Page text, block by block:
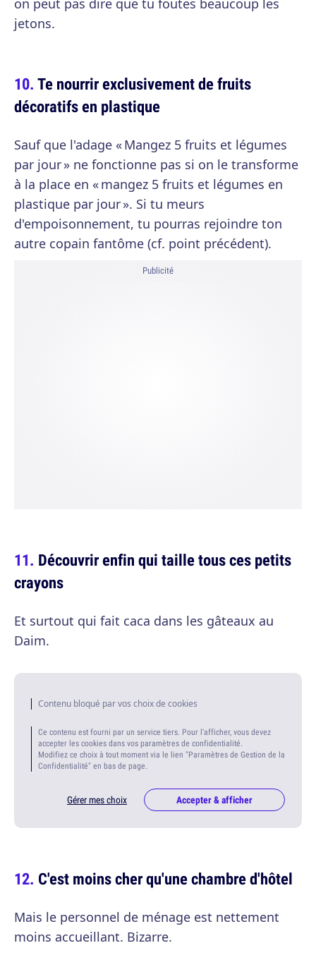
on peut pas dire que tu foutes beaucoup les
jetons.
Te nourrir exclusivement de fruits
décoratifs en plastique
Sauf que l'adage « Mangez 5 fruits et légumes
par jour » ne fonctionne pas si on le transforme
à la place en « mangez 5 fruits et légumes en
plastique par jour ». Si tu meurs
d'empoisonnement, tu pourras rejoindre ton
autre copain fantôme (cf. point précédent).
Publicité
Découvrir enfin qui taille tous ces petits
crayons
Et surtout qui fait caca dans les gâteaux au
Daim.
Contenu bloqué par vos choix de cookies
Ce contenu est fourni par un service tiers. Pour l'afficher, vous devez
accepter les cookies dans vos paramètres de confidentialité.
Modifiez ce choix à tout moment via le lien "Paramètres de Gestion de la
Confidentialité" en bas de page.
Gérer mes choix Accepter & afficher
C'est moins cher qu'une chambre d'hôtel
Mais le personnel de ménage est nettement
moins accueillant. Bizarre.